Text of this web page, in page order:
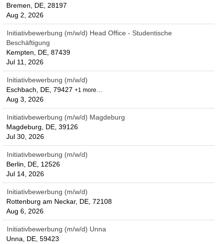
Bremen, DE, 28197
Aug 2, 2026
Initiativbewerbung (m/w/d) Head Office - Studentische
Beschäftigung
Kempten, DE, 87439
Jul 11, 2026
Initiativbewerbung (m/w/d)
Eschbach, DE, 79427 +1 more…
Aug 3, 2026
Initiativbewerbung (m/w/d) Magdeburg
Magdeburg, DE, 39126
Jul 30, 2026
Initiativbewerbung (m/w/d)
Berlin, DE, 12526
Jul 14, 2026
Initiativbewerbung (m/w/d)
Rottenburg am Neckar, DE, 72108
Aug 6, 2026
Initiativbewerbung (m/w/d) Unna
Unna, DE, 59423